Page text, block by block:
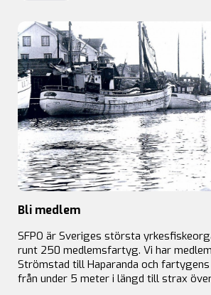
Bli medlem
SFPO är Sveriges största
runt 250 medlemsfartyg. Vi har
Strömstad till Haparanda och
från under 5 meter i längd till strax